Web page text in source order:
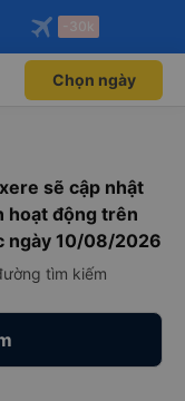
Mở app
qua
Mở app
-30k
Chọn ngày
sẽ cập nhật
hoạt động trên
ngày 10/08/2026
tìm kiếm